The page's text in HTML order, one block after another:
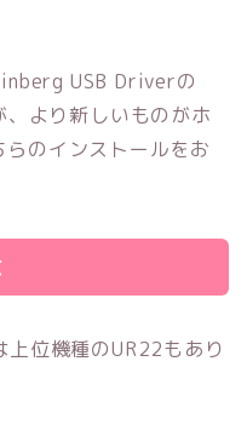
USB Driverの
より新しいものがホ
のインストールをお
位機種のUR22もあり